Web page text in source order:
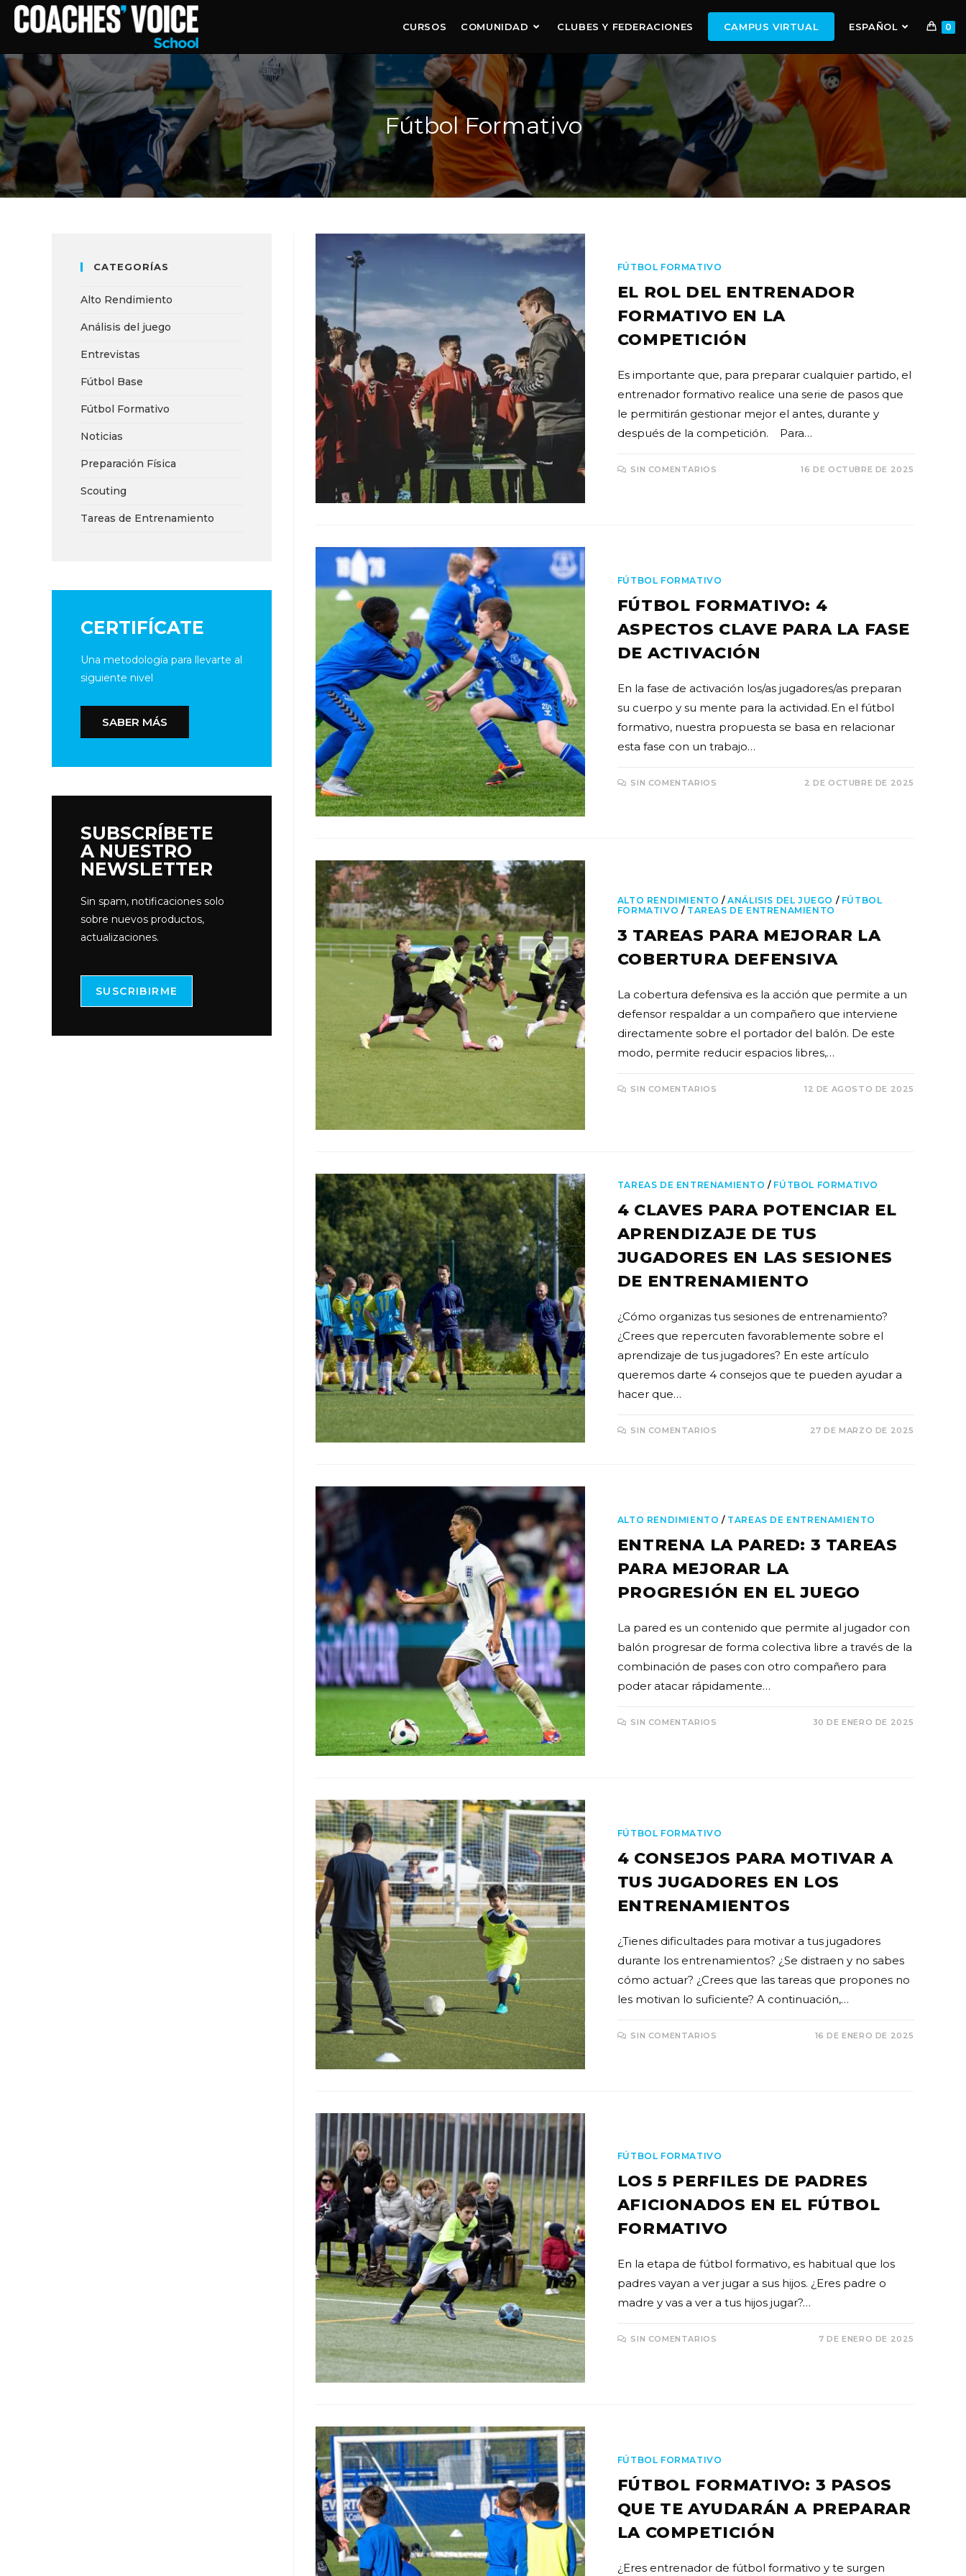
CURSOS COMUNIDAD CLUBES Y FEDERACIONES CAMPUS VIRTUAL ESPAÑOL 0
Fútbol Formativo
FÚTBOL FORMATIVO
EL ROL DEL ENTRENADOR
FORMATIVO EN LA
COMPETICIÓN
Es importante que, para preparar cualquier partido, el
entrenador formativo realice una serie de pasos que
le permitirán gestionar mejor el antes, durante y
después de la competición. Para…
SIN COMENTARIOS 16 DE OCTUBRE DE 2025
FÚTBOL FORMATIVO
FÚTBOL FORMATIVO: 4
ASPECTOS CLAVE PARA LA FASE
DE ACTIVACIÓN
En la fase de activación los/as jugadores/as preparan
su cuerpo y su mente para la actividad. En el fútbol
formativo, nuestra propuesta se basa en relacionar
esta fase con un trabajo…
SIN COMENTARIOS 2 DE OCTUBRE DE 2025
ALTO RENDIMIENTO /ANÁLISIS DEL JUEGO / FÚTBOL
FORMATIVO / TAREAS DE ENTRENAMIENTO
3 TAREAS PARA MEJORAR LA
COBERTURA DEFENSIVA
La cobertura defensiva es la acción que permite a un
defensor respaldar a un compañero que interviene
directamente sobre el portador del balón. De este
modo, permite reducir espacios libres,…
SIN COMENTARIOS 12 DE AGOSTO DE 2025
TAREAS DE ENTRENAMIENTO / FÚTBOL FORMATIVO
4 CLAVES PARA POTENCIAR EL
APRENDIZAJE DE TUS
JUGADORES EN LAS SESIONES
DE ENTRENAMIENTO
¿Cómo organizas tus sesiones de entrenamiento?
¿Crees que repercuten favorablemente sobre el
aprendizaje de tus jugadores? En este artículo
queremos darte 4 consejos que te pueden ayudar a
hacer que…
SIN COMENTARIOS 27 DE MARZO DE 2025
ALTO RENDIMIENTO / TAREAS DE ENTRENAMIENTO
ENTRENA LA PARED: 3 TAREAS
PARA MEJORAR LA
PROGRESIÓN EN EL JUEGO
La pared es un contenido que permite al jugador con
balón progresar de forma colectiva libre a través de la
combinación de pases con otro compañero para
poder atacar rápidamente…
SIN COMENTARIOS 30 DE ENERO DE 2025
FÚTBOL FORMATIVO
4 CONSEJOS PARA MOTIVAR A
TUS JUGADORES EN LOS
ENTRENAMIENTOS
¿Tienes dificultades para motivar a tus jugadores
durante los entrenamientos? ¿Se distraen y no sabes
cómo actuar? ¿Crees que las tareas que propones no
les motivan lo suficiente? A continuación,…
SIN COMENTARIOS 16 DE ENERO DE 2025
FÚTBOL FORMATIVO
LOS 5 PERFILES DE PADRES
AFICIONADOS EN EL FÚTBOL
FORMATIVO
En la etapa de fútbol formativo, es habitual que los
padres vayan a ver jugar a sus hijos. ¿Eres padre o
madre y vas a ver a tus hijos jugar?…
SIN COMENTARIOS 7 DE ENERO DE 2025
FÚTBOL FORMATIVO
FÚTBOL FORMATIVO: 3 PASOS
QUE TE AYUDARÁN A PREPARAR
LA COMPETICIÓN
¿Eres entrenador de fútbol formativo y te surgen
CATEGORÍAS
Alto Rendimiento
Análisis del juego
Entrevistas
Fútbol Base
Fútbol Formativo
Noticias
Preparación Física
Scouting
Tareas de Entrenamiento
CERTIFÍCATE
Una metodología para llevarte al
siguiente nivel
SABER MÁS
SUBSCRÍBETE
A NUESTRO
NEWSLETTER
Sin spam, notificaciones solo
sobre nuevos productos,
actualizaciones.
SUSCRIBIRME